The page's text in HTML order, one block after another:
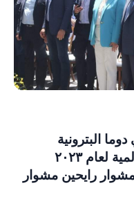
البترونية
بمناسبة اختيارها أجمل قرية عالمية لعام ٢٠٢٣
رايحين مشوار